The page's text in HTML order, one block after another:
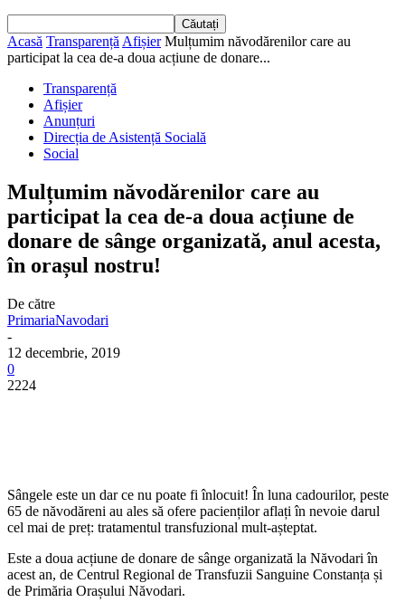
Acasă Transparență Afișier Mulțumim năvodărenilor care au
participat la cea de-a doua acțiune de donare...
Transparență
Afișier
Anunțuri
Direcția de Asistență Socială
Social
Mulțumim năvodărenilor care au
participat la cea de-a doua acțiune de
donare de sânge organizată, anul acesta,
în orașul nostru!
De către
PrimariaNavodari
-
12 decembrie, 2019
0
2224
Sângele este un dar ce nu poate fi înlocuit! În luna cadourilor, peste
65 de năvodăreni au ales să ofere pacienților aflați în nevoie darul
cel mai de preț: tratamentul transfuzional mult-așteptat.
Este a doua acțiune de donare de sânge organizată la Năvodari în
acest an, de Centrul Regional de Transfuzii Sanguine Constanța și
de Primăria Orașului Năvodari.